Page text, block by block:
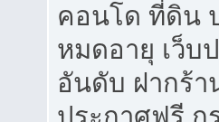
คอนโด ที่ดิน
หมดอายุ เว็บ
อันดับ ฝากร้า